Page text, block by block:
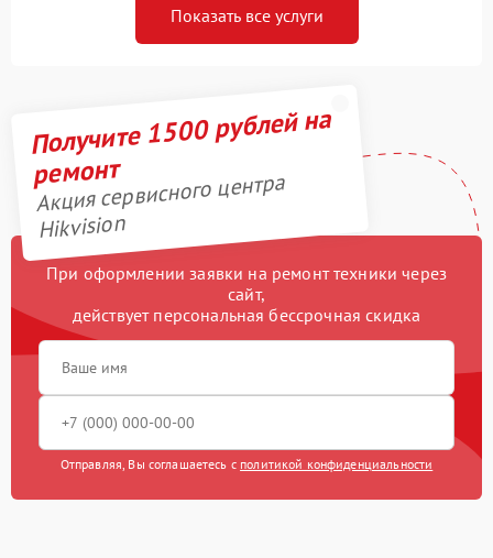
Показать все услуги
Получите 1500 рублей на
ремонт
Акция сервисного центра
Hikvision
При оформлении заявки на ремонт техники через
сайт,
действует персональная бессрочная скидка
Отправляя, Вы соглашаетесь с политикой конфиденциальности